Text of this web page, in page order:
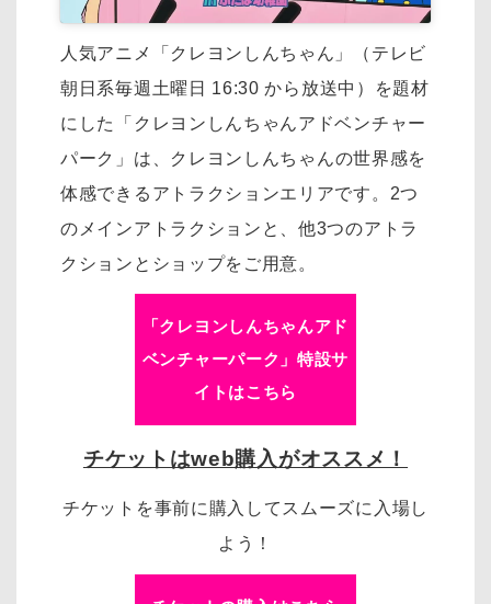
人気アニメ「クレヨンしんちゃん」（テレビ
朝日系毎週土曜日 16:30 から放送中）を題材
にした「クレヨンしんちゃんアドベンチャー
パーク」は、
クレヨンしんちゃんの世界感を
体感できるアトラクションエリアです。 2つ
のメインアトラクションと、他3つのアトラ
クションとショップをご用意。
「クレヨンしんちゃんアド
ベンチャーパーク」特設サ
イトはこちら
チケットはweb購入がオススメ！
チケットを事前に購入してスムーズに入場し
よう！